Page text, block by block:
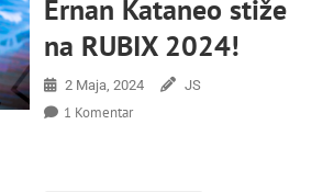
Ernan Kataneo stiže
na RUBIX 2024!
2 Maja, 2024 JS
1 KomentarNa